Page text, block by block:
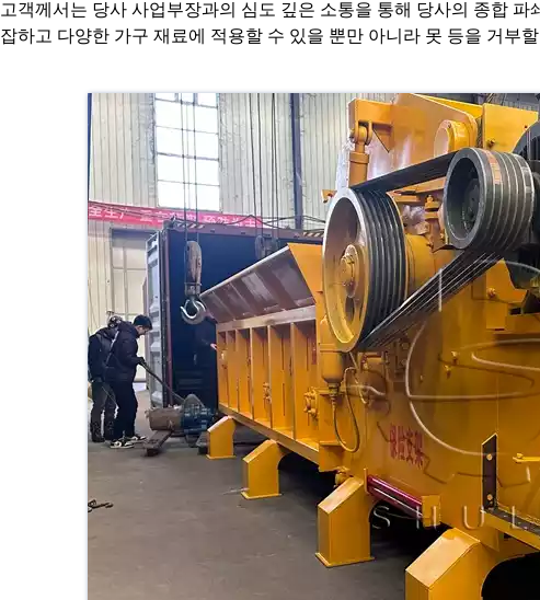
고객께서는 당사 사업부장과의 심도 깊은 소통을 통해 당사의 종합
잡하고 다양한 가구 재료에 적용할 수 있을 뿐만 아니라 못 등을 거부